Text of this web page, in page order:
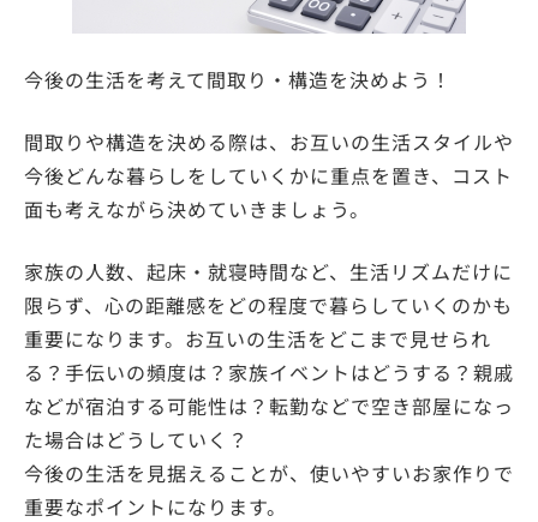
今後の生活を考えて間取り・構造を決めよう！
間取りや構造を決める際は、お互いの生活スタイルや
今後どんな暮らしをしていくかに重点を置き、コスト
面も考えながら決めていきましょう。
家族の人数、起床・就寝時間など、生活リズムだけに
限らず、心の距離感をどの程度で暮らしていくのかも
重要になります。お互いの生活をどこまで見せられ
る？手伝いの頻度は？家族イベントはどうする？親戚
などが宿泊する可能性は？転勤などで空き部屋になっ
た場合はどうしていく？
今後の生活を見据えることが、使いやすいお家作りで
重要なポイントになります。